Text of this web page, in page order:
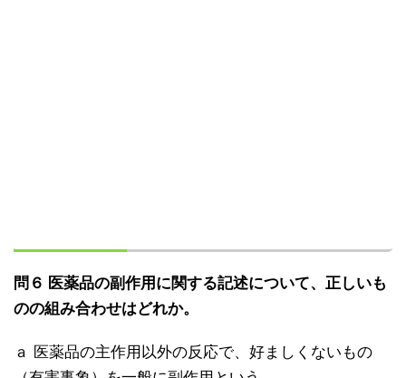
問６ 医薬品の副作用に関する記述について、正しいも
のの組み合わせはどれか。
ａ 医薬品の主作用以外の反応で、好ましくないもの